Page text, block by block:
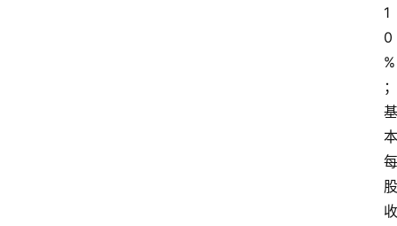
1
0
%
；
基
本
每
股
收